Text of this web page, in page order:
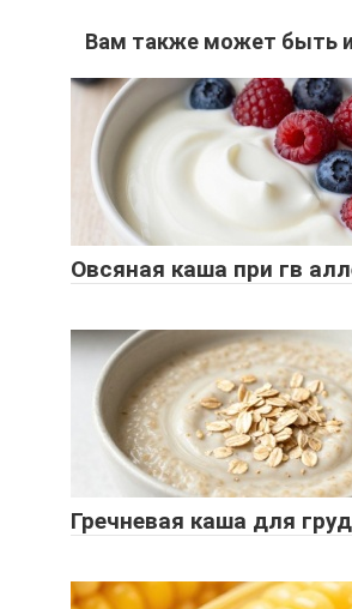
Вам также может быть
Овсяная каша при гв
Гречневая каша для